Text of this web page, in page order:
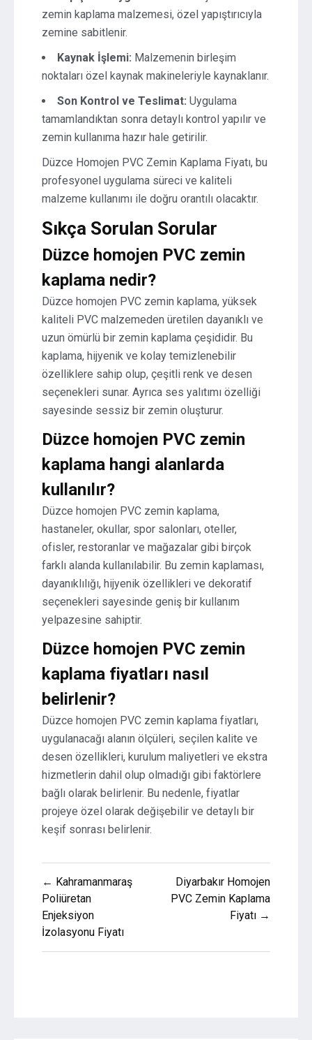
zemin kaplama malzemesi, özel yapıştırıcıyla
zemine sabitlenir.
Kaynak İşlemi: Malzemenin birleşim
noktaları özel kaynak makineleriyle kaynaklanır.
Son Kontrol ve Teslimat: Uygulama
tamamlandıktan sonra detaylı kontrol yapılır ve
zemin kullanıma hazır hale getirilir.
Düzce Homojen PVC Zemin Kaplama Fiyatı, bu
profesyonel uygulama süreci ve kaliteli
malzeme kullanımı ile doğru orantılı olacaktır.
Sıkça Sorulan Sorular
Düzce homojen PVC zemin
kaplama nedir?
Düzce homojen PVC zemin kaplama, yüksek
kaliteli PVC malzemeden üretilen dayanıklı ve
uzun ömürlü bir zemin kaplama çeşididir. Bu
kaplama, hijyenik ve kolay temizlenebilir
özelliklere sahip olup, çeşitli renk ve desen
seçenekleri sunar. Ayrıca ses yalıtımı özelliği
sayesinde sessiz bir zemin oluşturur.
Düzce homojen PVC zemin
kaplama hangi alanlarda
kullanılır?
Düzce homojen PVC zemin kaplama,
hastaneler, okullar, spor salonları, oteller,
ofisler, restoranlar ve mağazalar gibi birçok
farklı alanda kullanılabilir. Bu zemin kaplaması,
dayanıklılığı, hijyenik özellikleri ve dekoratif
seçenekleri sayesinde geniş bir kullanım
yelpazesine sahiptir.
Düzce homojen PVC zemin
kaplama fiyatları nasıl
belirlenir?
Düzce homojen PVC zemin kaplama fiyatları,
uygulanacağı alanın ölçüleri, seçilen kalite ve
desen özellikleri, kurulum maliyetleri ve ekstra
hizmetlerin dahil olup olmadığı gibi faktörlere
bağlı olarak belirlenir. Bu nedenle, fiyatlar
projeye özel olarak değişebilir ve detaylı bir
keşif sonrası belirlenir.
Yazı
gezinmesi
← Kahramanmaraş
Poliüretan
Enjeksiyon
İzolasyonu Fiyatı
Diyarbakır Homojen
PVC Zemin Kaplama
Fiyatı →